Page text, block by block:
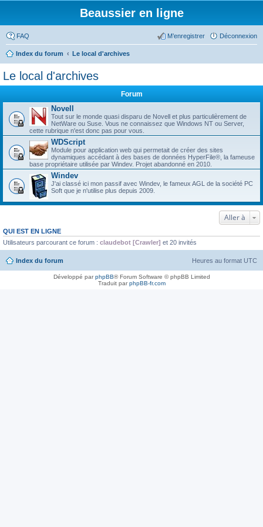
Beaussier en ligne
FAQ Déconnexion
M’enregistrer
Index du forum Le local d'archives
Le local d'archives
Forum
Novell
Tout sur le monde quasi disparu de Novell et plus particulièrement de
NetWare ou Suse. Vous ne connaissez que Windows NT ou Server,
cette rubrique n'est donc pas pour vous.
WDScript
Module pour application web qui permetait de créer des sites
dynamiques accédant à des bases de données HyperFile®, la fameuse
base propriétaire utilisée par Windev. Projet abandonné en 2010.
Windev
J'ai classé ici mon passif avec Windev, le fameux AGL de la société PC
Soft que je n'utilise plus depuis 2009.
Aller à
QUI EST EN LIGNE
Utilisateurs parcourant ce forum : claudebot [Crawler] et 20 invités
Index du forum Heures au format UTC
Développé parphpBB® Forum Software © phpBB Limited
Traduit parphpBB-fr.com